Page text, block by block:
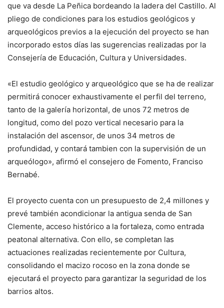
que va desde La Peñica bordeando la ladera del Castillo. Al
pliego de condiciones para los estudios geológicos y
arqueológicos previos a la ejecución del proyecto se han
incorporado estos días las sugerencias realizadas por la
Consejería de Educación, Cultura y Universidades.
«El estudio geológico y arqueológico que se ha de realizar
permitirá conocer exhaustivamente el perfil del terreno,
tanto de la galería horizontal, de unos 72 metros de
longitud, como del pozo vertical necesario para la
instalación del ascensor, de unos 34 metros de
profundidad, y contará tambien con la supervisión de un
arqueólogo», afirmó el consejero de Fomento, Franciso
Bernabé.
El proyecto cuenta con un presupuesto de 2,4 millones y
prevé también acondicionar la antigua senda de San
Clemente, acceso histórico a la fortaleza, como entrada
peatonal alternativa. Con ello, se completan las
actuaciones realizadas recientemente por Cultura,
consolidando el macizo rocoso en la zona donde se
ejecutará el proyecto para garantizar la seguridad de los
barrios altos.